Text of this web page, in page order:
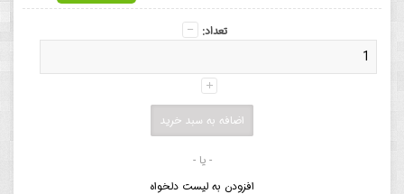
تعداد:
- یا -
افزودن به لیست دلخواه